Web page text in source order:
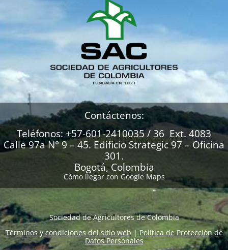
Contáctenos:
Teléfonos: +57-601-2410035 / 36 Ext. 4083
Calle 97a N° 9 – 45. Edificio Strategic 97 – Oficina
301.
Bogotá, Colombia
Cómo llegar con Google Maps
Sociedad de Agricultores de Colombia
Términos y condiciones del sitio web|Política de Protección de
Datos Personales